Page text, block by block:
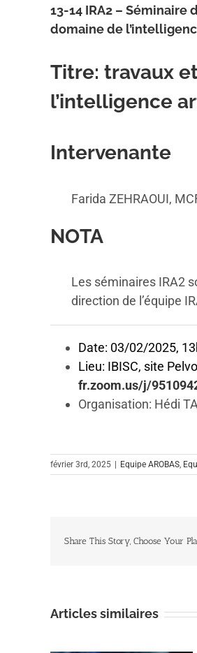
13-14 IRA2 – Séminaire
domaine de
Titre: travaux
l’intelligence
Intervenante
Farida ZEHRAOUI,
NOTA
Les séminaires IRA2
direction de l’équipe
Date: 03/02/2025,
Lieu: IBISC, site
fr.zoom.us/j/
Organisation: Hédi
février 3rd, 2025 Equipe AROBAS,
Share This Story, Choose Your
Articles similaires